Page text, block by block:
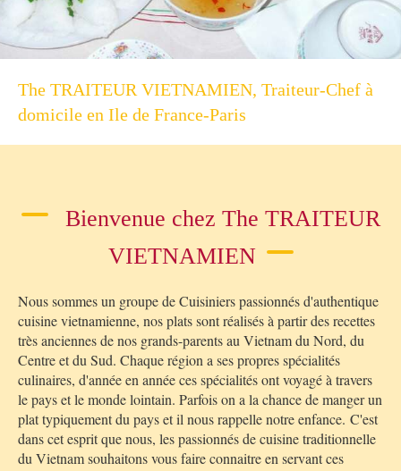
The TRAITEUR VIETNAMIEN, Traiteur-Chef à
domicile en Ile de France-Paris
Bienvenue chez The TRAITEUR
VIETNAMIEN
Nous sommes un groupe de Cuisiniers passionnés d'authentique
cuisine vietnamienne, nos plats sont réalisés à partir des recettes
très anciennes de nos grands-parents au Vietnam du Nord, du
Centre et du Sud. Chaque région a ses propres spécialités
culinaires, d'année en année ces spécialités ont voyagé à travers
le pays et le monde lointain. Parfois on a la chance de manger un
plat typiquement du pays et il nous rappelle notre enfance. C'est
dans cet esprit que nous, les passionnés de cuisine traditionnelle
du Vietnam souhaitons vous faire connaitre en servant ces